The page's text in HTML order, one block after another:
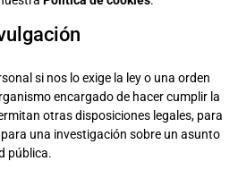
si nos lo exige la ley o una orden
encargado de hacer cumplir la
otras disposiciones legales, para
una investigación sobre un asunto
pública.